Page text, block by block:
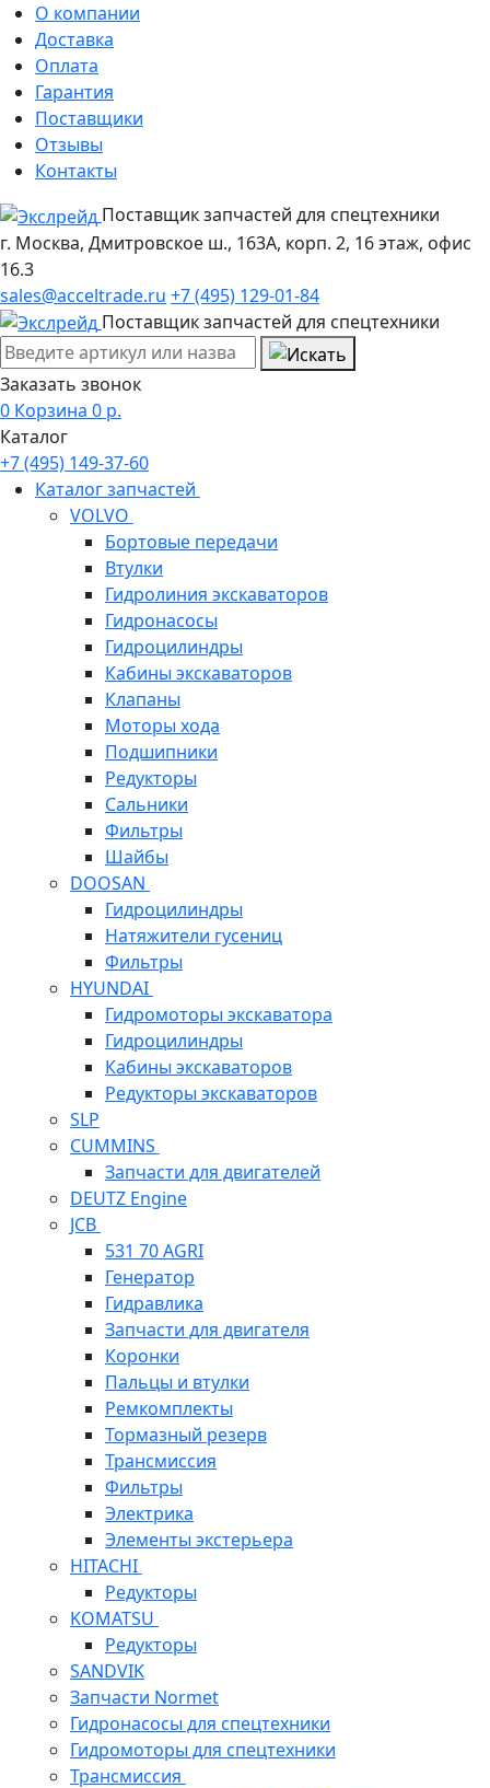
О компании
Доставка
Оплата
Гарантия
Поставщики
Отзывы
Контакты
Поставщик запчастей для спецтехники
г. Москва, Дмитровское ш., 163А, корп. 2, 16 этаж, офис
16.3
sales@acceltrade.ru +7 (495) 129-01-84
Поставщик запчастей для спецтехники
Заказать звонок
0 Корзина 0 р.
Каталог
+7 (495) 149-37-60
Каталог запчастей
VOLVO
Бортовые передачи
Втулки
Гидролиния экскаваторов
Гидронасосы
Гидроцилиндры
Кабины экскаваторов
Клапаны
Моторы хода
Подшипники
Редукторы
Сальники
Фильтры
Шайбы
DOOSAN
Гидроцилиндры
Натяжители гусениц
Фильтры
HYUNDAI
Гидромоторы экскаватора
Гидроцилиндры
Кабины экскаваторов
Редукторы экскаваторов
SLP
CUMMINS
Запчасти для двигателей
DEUTZ Engine
JCB
531 70 AGRI
Генератор
Гидравлика
Запчасти для двигателя
Коронки
Пальцы и втулки
Ремкомплекты
Тормазный резерв
Трансмиссия
Фильтры
Электрика
Элементы экстерьера
HITACHI
Редукторы
KOMATSU
Редукторы
SANDVIK
Запчасти Normet
Гидронасосы для спецтехники
Гидромоторы для спецтехники
Трансмиссия